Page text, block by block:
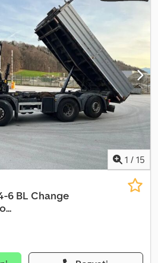
vazdušni jastuk, Aerodromsko
Z 8 - firma ZIEGLER
spremno za upotrebu
1 / 15
6 BL Change